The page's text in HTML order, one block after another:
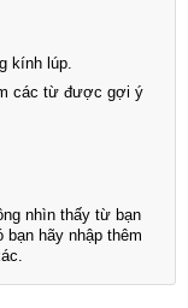
kính lúp.
các từ được gợi ý
nhìn thấy từ bạn
hãy nhập thêm